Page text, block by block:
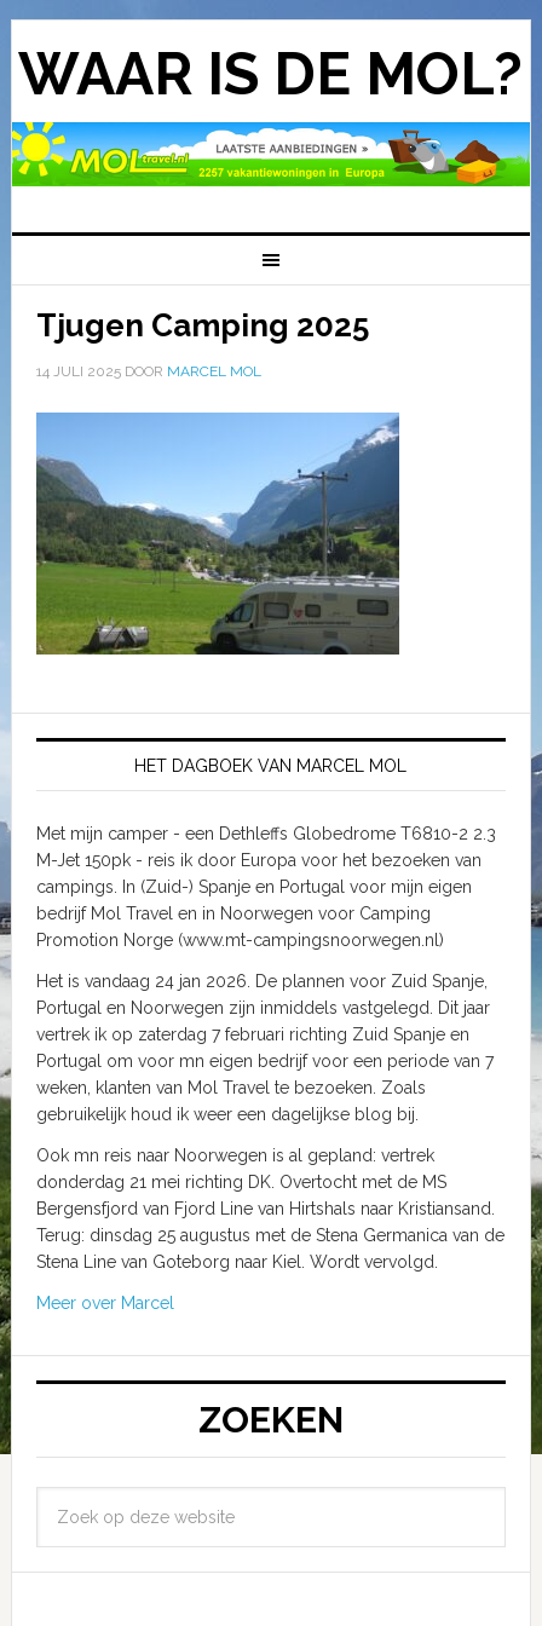
WAAR IS DE MOL?
Tjugen Camping 2025
14 JULI 2025DOOR MARCEL MOL
HET DAGBOEK VAN MARCEL MOL
Met mijn camper - een Dethleffs Globedrome T6810-2 2.3
M-Jet 150pk - reis ik door Europa voor het bezoeken van
campings. In (Zuid-) Spanje en Portugal voor mijn eigen
bedrijf Mol Travel en in Noorwegen voor Camping
Promotion Norge (www.mt-campingsnoorwegen.nl)
Het is vandaag 24 jan 2026. De plannen voor Zuid Spanje,
Portugal en Noorwegen zijn inmiddels vastgelegd. Dit jaar
vertrek ik op zaterdag 7 februari richting Zuid Spanje en
Portugal om voor mn eigen bedrijf voor een periode van 7
weken, klanten van Mol Travel te bezoeken. Zoals
gebruikelijk houd ik weer een dagelijkse blog bij.
Ook mn reis naar Noorwegen is al gepland: vertrek
donderdag 21 mei richting DK. Overtocht met de MS
Bergensfjord van Fjord Line van Hirtshals naar Kristiansand.
Terug: dinsdag 25 augustus met de Stena Germanica van de
Stena Line van Goteborg naar Kiel. Wordt vervolgd.
Meer over Marcel
ZOEKEN